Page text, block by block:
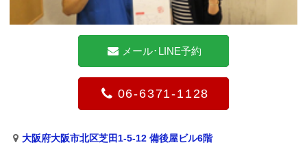
メール･LINE予約
06-6371-1128
大阪府大阪市北区芝田1-5-12 備後屋ビル6階